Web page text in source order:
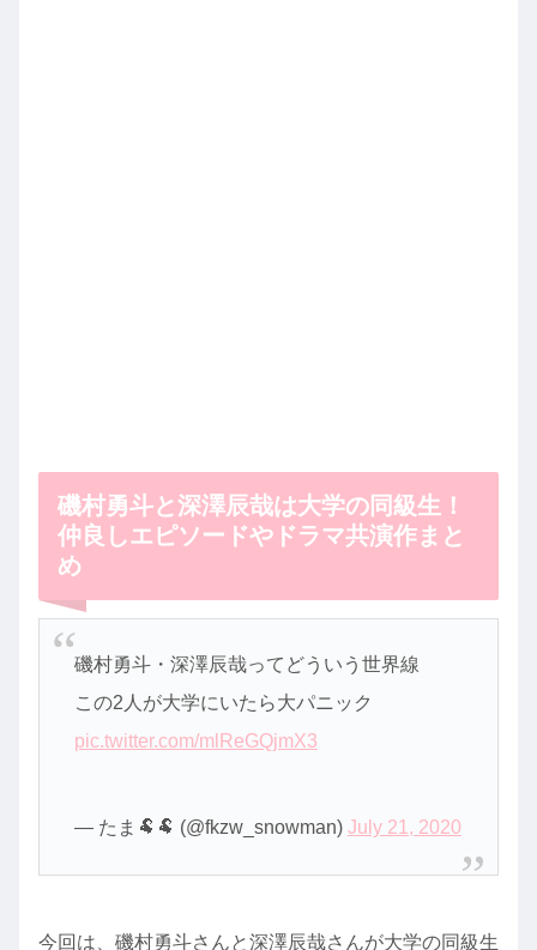
磯村勇斗と深澤辰哉は大学の同級生！
仲良しエピソードやドラマ共演作まと
め
磯村勇斗・深澤辰哉ってどういう世界線
この2人が大学にいたら大パニック
pic.twitter.com/mlReGQjmX3
— たま🐏🐏 (@fkzw_snowman) July 21, 2020
今回は、磯村勇斗さんと深澤辰哉さんが大学の同級生